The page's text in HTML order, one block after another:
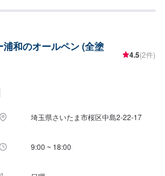
おります。お車の修理・整備の際も安心して
和のオールペン (全塗
4.5(2件)
埼玉県さいたま市桜区中島2-22-17
9:00 ~ 18:00